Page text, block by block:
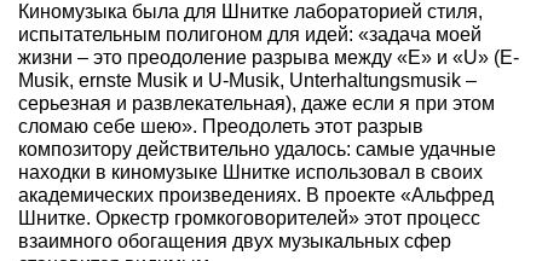
Киномузыка была для Шнитке лабораторией стиля,
испытательным полигоном для идей: «задача моей
жизни – это преодоление разрыва между «Е» и «U» (E-
Musik, ernste Musik и U-Musik, Unterhaltungsmusik –
серьезная и развлекательная), даже если я при этом
сломаю себе шею». Преодолеть этот разрыв
композитору действительно удалось: самые удачные
находки в киномузыке Шнитке использовал в своих
академических произведениях. В проекте «Альфред
Шнитке. Оркестр громкоговорителей» этот процесс
взаимного обогащения двух музыкальных сфер